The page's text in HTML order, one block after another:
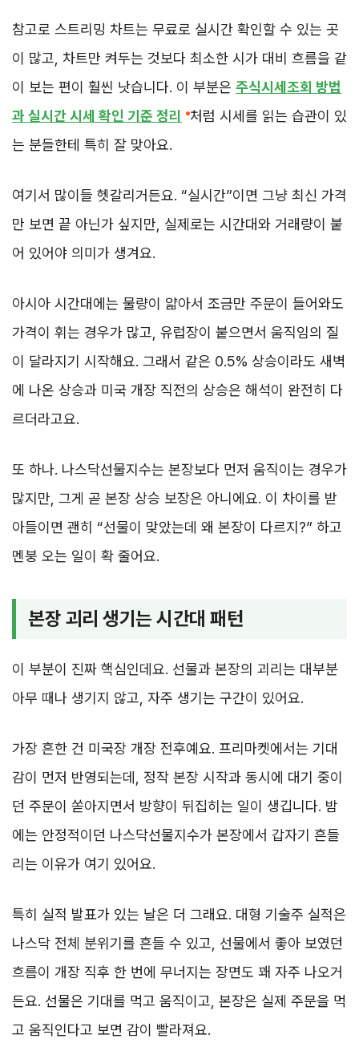
참고로 스트리밍 차트는 무료로 실시간 확인할 수 있는 곳
이 많고, 차트만 켜두는 것보다 최소한 시가 대비 흐름을 같
이 보는 편이 훨씬 낫습니다. 이 부분은 주식시세조회 방법
과 실시간 시세 확인 기준 정리
처럼 시세를 읽는 습관이 있
는 분들한테 특히 잘 맞아요.
여기서 많이들 헷갈리거든요. “실시간”이면 그냥 최신 가격
만 보면 끝 아닌가 싶지만, 실제로는 시간대와 거래량이 붙
어 있어야 의미가 생겨요.
아시아 시간대에는 물량이 얇아서 조금만 주문이 들어와도
가격이 휘는 경우가 많고, 유럽장이 붙으면서 움직임의 질
이 달라지기 시작해요. 그래서 같은 0.5% 상승이라도 새벽
에 나온 상승과 미국 개장 직전의 상승은 해석이 완전히 다
르더라고요.
또 하나. 나스닥선물지수는 본장보다 먼저 움직이는 경우가
많지만, 그게 곧 본장 상승 보장은 아니에요. 이 차이를 받
아들이면 괜히 “선물이 맞았는데 왜 본장이 다르지?” 하고
멘붕 오는 일이 확 줄어요.
본장 괴리 생기는 시간대 패턴
이 부분이 진짜 핵심인데요. 선물과 본장의 괴리는 대부분
아무 때나 생기지 않고, 자주 생기는 구간이 있어요.
가장 흔한 건 미국장 개장 전후예요. 프리마켓에서는 기대
감이 먼저 반영되는데, 정작 본장 시작과 동시에 대기 중이
던 주문이 쏟아지면서 방향이 뒤집히는 일이 생깁니다. 밤
에는 안정적이던 나스닥선물지수가 본장에서 갑자기 흔들
리는 이유가 여기 있어요.
특히 실적 발표가 있는 날은 더 그래요. 대형 기술주 실적은
나스닥 전체 분위기를 흔들 수 있고, 선물에서 좋아 보였던
흐름이 개장 직후 한 번에 무너지는 장면도 꽤 자주 나오거
든요. 선물은 기대를 먹고 움직이고, 본장은 실제 주문을 먹
고 움직인다고 보면 감이 빨라져요.